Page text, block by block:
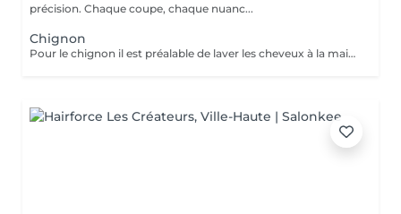
précision. Chaque coupe, chaque nuanc...
Chignon
Pour le chignon il est préalable de laver les cheveux à la maison sans faire de soin afin que les cheveux soit propre et prêt à être travailler pour réaliser votre coiffure personnalisée. Le prix (*plus) varie selon la longueur, épaisseur et réalisation du service.